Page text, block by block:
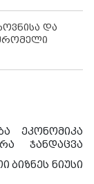
და
ეკონომიკა
ჯანდაცვა
ბიზნეს ნიუსი